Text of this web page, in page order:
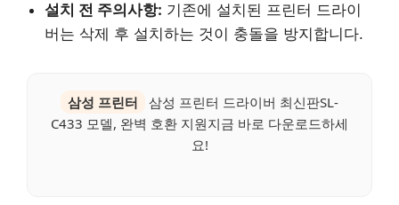
설치 전 주의사항: 기존에 설치된 프린터 드라이
버는 삭제 후 설치하는 것이 충돌을 방지합니다.
삼성 프린터
삼성 프린터 드라이버 최신판SL-
C433 모델, 완벽 호환 지원지금 바로 다운로드하세
요!